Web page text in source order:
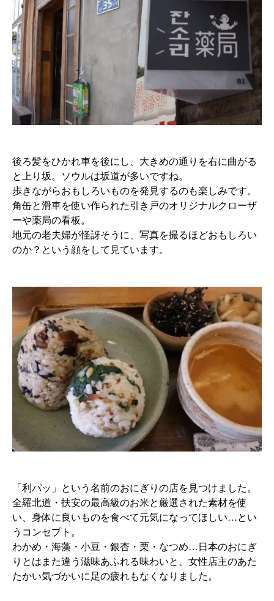
後ろ髪をひかれ車を後にし、大きめの通りを右に曲がる
と上り坂。ソウルは坂道が多いですね。
歩きながらおもしろいものを発見するのも楽しみです。
角缶と滑車を使い作られた引き戸のオリジナルクローザ
ーや薬局の看板。
地元の老夫婦が怪訝そうに、写真を撮るほどおもしろい
のか？という顔をして見ています。
「利パッ」という名前のおにぎりの店を見つけました。
全羅北道・扶安の最高級のお米と厳選された素材を使
い、身体に良いものを食べて元気になってほしい…とい
うコンセプト。
わかめ・海藻・小豆・銀杏・栗・なつめ…日本のおにぎ
りとはまた違う滋味あふれる味わいと、女性店主のあた
たかい気づかいに足の疲れもなくなりました。